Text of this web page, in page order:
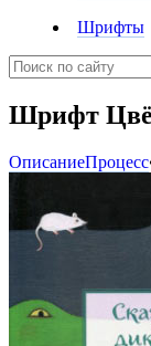
Шрифты
Шрифт
ОписаниеПроцесс